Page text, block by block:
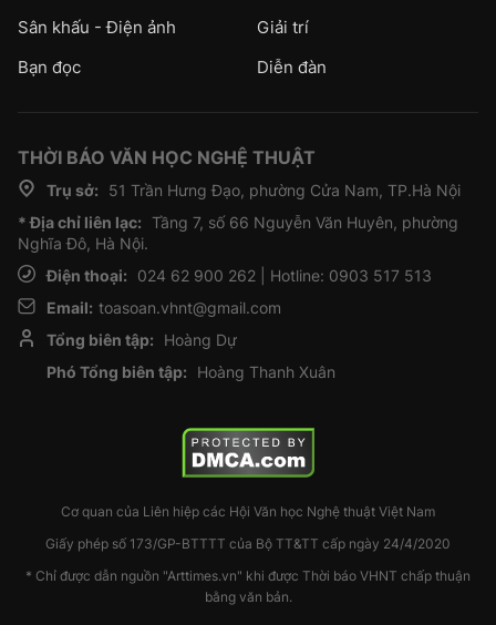
Sân khấu - Điện ảnh
Giải trí
Bạn đọc
Diễn đàn
THỜI BÁO VĂN HỌC NGHỆ THUẬT
Trụ sở:
51 Trần Hưng Đạo, phường Cửa Nam, TP.Hà Nội
* Địa chỉ liên lạc: Tầng 7, số 66 Nguyễn Văn Huyên, phường
Nghĩa Đô, Hà Nội.
Điện thoại:
024 62 900 262 | Hotline: 0903 517 513
Email: toasoan.vhnt@gmail.com
Tổng biên tập:
Hoàng Dự
Phó Tổng biên tập:
Hoàng Thanh Xuân
Cơ quan của Liên hiệp các Hội Văn học Nghệ thuật Việt Nam
Giấy phép số 173/GP-BTTTT của Bộ TT&TT cấp ngày 24/4/2020
* Chỉ được dẫn nguồn "Arttimes.vn" khi được Thời báo VHNT chấp thuận
bằng văn bản.